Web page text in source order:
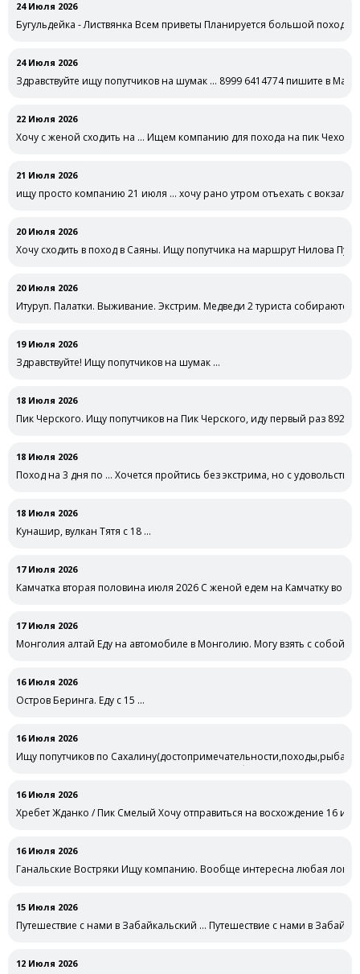
24 Июля 2026
Бугульдейка - Листвянка Всем приветы Планируется большой поход
24 Июля 2026
Здравствуйте ищу попутчиков на шумак … 8999 6414774 пишите в Макс
22 Июля 2026
Хочу с женой сходить на … Ищем компанию для похода на пик
21 Июля 2026
ищу просто компанию 21 июля … хочу рано утром отъехать с вокзала
20 Июля 2026
Хочу сходить в поход в Саяны. Ищу попутчика на маршрут Нилова
20 Июля 2026
Итуруп. Палатки. Выживание. Экстрим. Медведи 2 туриста собираются
19 Июля 2026
Здравствуйте! Ищу попутчиков на шумак …
18 Июля 2026
Пик Черского. Ищу попутчиков на Пик Черского, иду первый раз
18 Июля 2026
Поход на 3 дня по … Хочется пройтись без экстрима, но с
18 Июля 2026
Кунашир, вулкан Тятя с 18 …
17 Июля 2026
Камчатка вторая половина июля 2026 С женой едем на Камчатку во
17 Июля 2026
Монголия алтай Еду на автомобиле в Монголию. Могу взять с собой
16 Июля 2026
Остров Беринга. Еду с 15 …
16 Июля 2026
Ищу попутчиков по
Сахалину(достопримечательности,походы,рыбалка речная
16 Июля 2026
Хребет Жданко / Пик Смелый Хочу отправиться на восхождение 16
16 Июля 2026
Ганальские Востряки Ищу компанию. Вообще интересна любая
15 Июля 2026
Путешествие с нами в Забайкальский … Путешествие с нами в
12 Июля 2026